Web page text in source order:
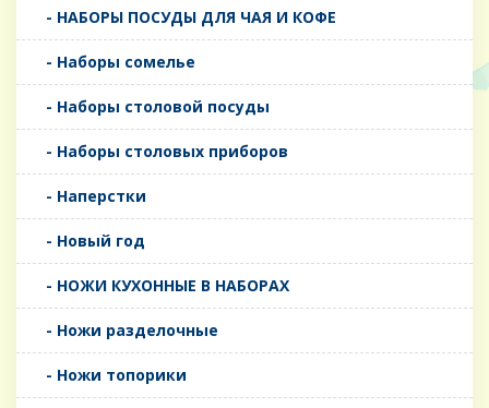
- НАБОРЫ ПОСУДЫ ДЛЯ ЧАЯ И КОФЕ
- Наборы сомелье
- Наборы столовой посуды
- Наборы столовых приборов
- Наперстки
- Новый год
- НОЖИ КУХОННЫЕ В НАБОРАХ
- Ножи разделочные
- Ножи топорики